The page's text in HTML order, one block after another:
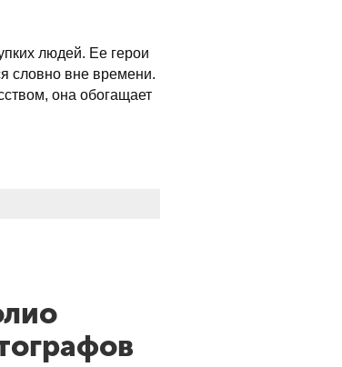
людей. Ее герои
словно вне времени.
она обогащает